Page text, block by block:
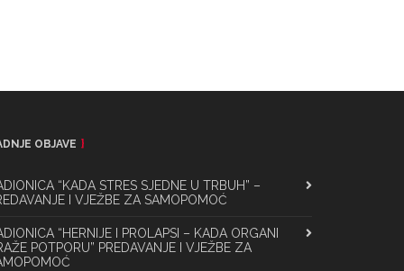
OBJAVE
“KADA STRES SJEDNE U TRBUH” –
I VJEŽBE ZA SAMOPOMOĆ
“HERNIJE I PROLAPSI – KADA ORGANI
POTPORU” PREDAVANJE I VJEŽBE ZA